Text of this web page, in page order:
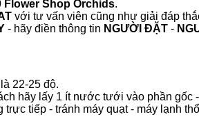
Flower Shop Orchids.
với tư vấn viên cũng như giải đáp
- hãy điền thông tin NGƯỜI ĐẶT -
22-25 độ.
hãy lấy 1 ít nước tưới vào phần gốc
tiếp - tránh máy quạt - máy lạnh